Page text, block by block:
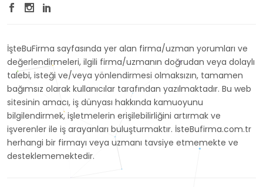
İşteBuFirma sayfasında yer alan firma/uzman yorumları ve
değerlendirmeleri, ilgili firma/uzmanın doğrudan veya dolaylı
talebi, isteği ve/veya yönlendirmesi olmaksızın, tamamen
bağımsız olarak kullanıcılar tarafından yazılmaktadır. Bu web
sitesinin amacı, iş dünyası hakkında kamuoyunu
bilgilendirmek, işletmelerin erişilebilirliğini artırmak ve
işverenler ile iş arayanları buluşturmaktır. İsteBufirma.com.tr
herhangi bir firmayı veya uzmanı tavsiye etmemekte ve
desteklememektedir.